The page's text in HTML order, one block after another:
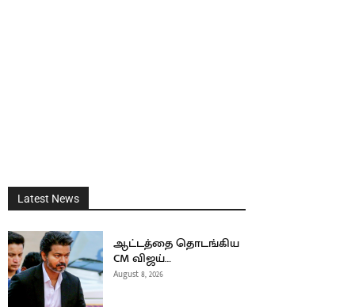
Latest News
ஆட்டத்தை தொடங்கிய
CM விஜய்…
August 8, 2026